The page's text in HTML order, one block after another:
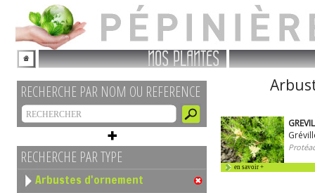
NOS PLANTES
RECHERCHE PAR NOM OU REFERENCE
RECHERCHE PAR TYPE
Arbustes d'ornement
en savoir +